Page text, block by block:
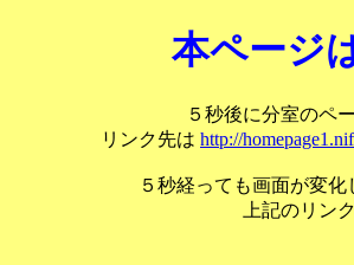
本ページ
５秒後に分室のペ
リンク先は http://
５秒経っても画面が変
上記のリン